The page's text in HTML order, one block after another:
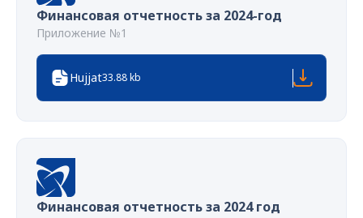
Финансовая отчетность за 2024-год
Приложение №1
Hujjat33.88 kb
Финансовая отчетность за 2024 год